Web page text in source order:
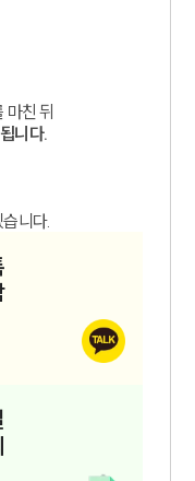
친 뒤
니다.
니다.